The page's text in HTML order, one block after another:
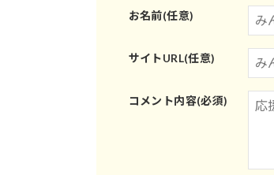
お名前(任意)
サイトURL(任意)
コメント内容(必須)